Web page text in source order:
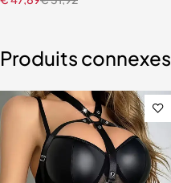
Produits connexes